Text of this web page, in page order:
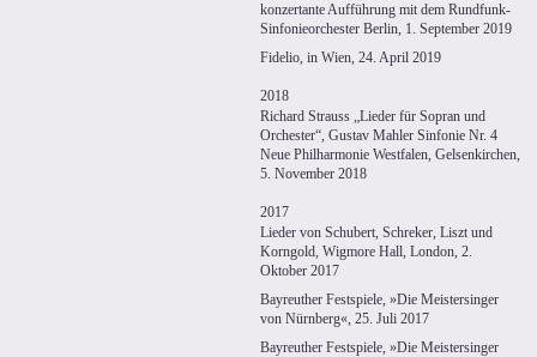
konzertante Aufführung mit dem Rundfunk-
Sinfonieorchester Berlin, 1. September 2019
Fidelio, in Wien, 24. April 2019
2018
Richard Strauss „Lieder für Sopran und
Orchester“, Gustav Mahler Sinfonie Nr. 4
Neue Philharmonie Westfalen, Gelsenkirchen,
5. November 2018
2017
Lieder von Schubert, Schreker, Liszt und
Korngold, Wigmore Hall, London, 2.
Oktober 2017
Bayreuther Festspiele, »Die Meistersinger
von Nürnberg«, 25. Juli 2017
Bayreuther Festspiele, »Die Meistersinger